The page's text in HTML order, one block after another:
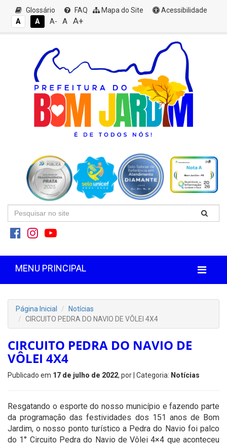
Glossário FAQ Mapa do Site
Acessibilidade
A
A A- A A+
MENU PRINCIPAL
Página Inicial
Notícias
CIRCUITO PEDRA DO NAVIO DE VÔLEI 4X4
CIRCUITO PEDRA DO NAVIO DE
VÔLEI 4X4
Publicado em 17 de julho de 2022, por | Categoria: Notícias
Resgatando o esporte do nosso município e fazendo parte
da programação das festividades dos 151 anos de Bom
Jardim, o nosso ponto turístico a Pedra do Navio foi palco
do 1° Circuito Pedra do Navio de Vôlei 4×4 que aconteceu